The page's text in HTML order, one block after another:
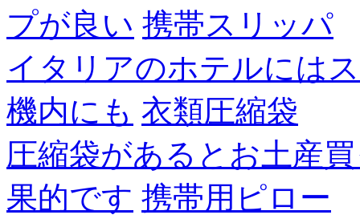
プが良い 携帯スリッパ
イタリアのホテルには
機内にも 衣類圧縮袋
圧縮袋があるとお土産
果的です 携帯用ピロー